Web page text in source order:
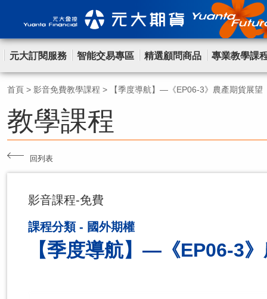
元大訂閱服務 智能交易專區 精選顧問商品 專業教學課
首頁 > 影音免費教學課程 > 【季度導航】—《EP06-3》農產期貨展望
教學課程
回列表
影音課程-免費
課程分類 - 國外期權
【季度導航】—《EP06-3